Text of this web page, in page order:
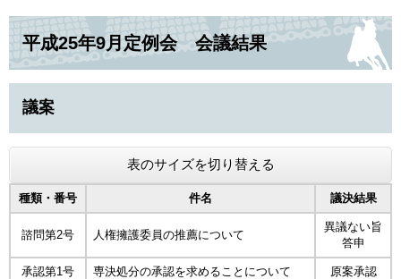
平成25年9月定例会 会議結果
議案
表のサイズを切り替える
種類・番号 件名 議決結果
諮問第2号 人権擁護委員の推薦について
異議ない旨
答申
承認第1号 専決処分の承認を求めることについて 原案承認